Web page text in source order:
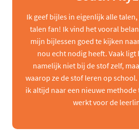
Ik geef bijles in eigenlijk alle
talen fan! Ik vind het vooral
mijn bijlessen goed te kijken
nou echt nodig heeft. Vaak
namelijk niet bij de stof zelf,
waarop ze de stof leren op
ik altijd naar een nieuwe methode
werkt voor de